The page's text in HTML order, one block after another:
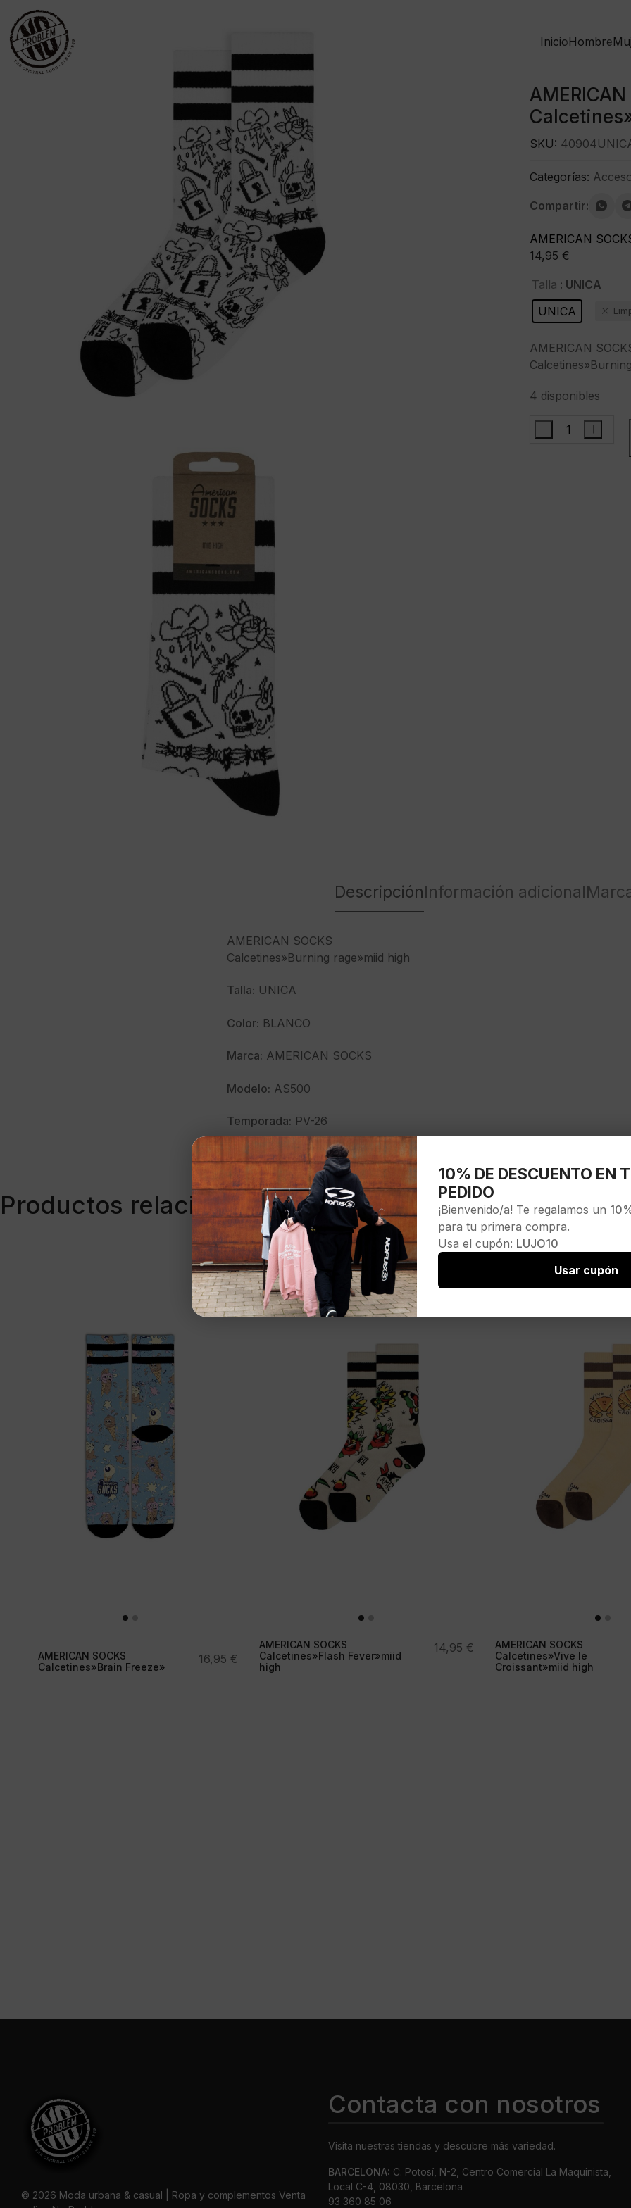
InicioHombre
14,95 €
Talla : UNICA
UNICA
AMERICAN
4 disponibles
AMERICAN
- +
SKU:
Categorías:
Compartir:
AMERICAN
DescripciónInformación adicional
AMERICAN SOCKS
Calcetines»Burning rage»miid high
Talla: UNICA
Color: BLANCO
Marca: AMERICAN SOCKS
Modelo: AS500
Temporada: PV-26
40904
Productos relacionados
AMERICAN SOCKS
Calcetines»Brain Freeze»
16,95 €
AMERICAN SOCKS
Calcetines»Flash Fever»miid
high
14,95 €
AMERICAN SOCKS
Calcetines»Vive le
Croissant»miid high
© 2026 Moda urbana & casual | Ropa y complementos Venta
Contacta con nosotros
Visita nuestras tiendas y descubre más variedad.
BARCELONA: C. Potosí, N-2, Centro Comercial La Maquinista,
Local C-4, 08030, Barcelona
93 360 85 06
10% DE DESCUENTO EN
PEDIDO
¡Bienvenido/a! Te regalamos un
para tu primera compra.
Usa el cupón: LUJO10
Usar cupón